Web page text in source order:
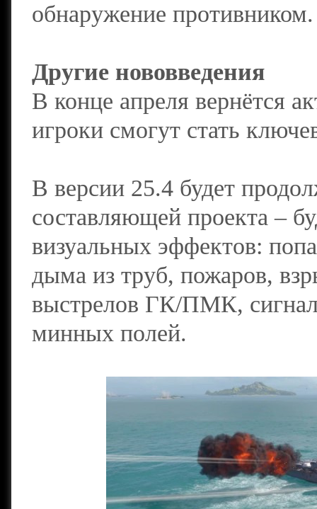
обнаружение противником.
Другие нововведения
В конце апреля вернётся
игроки смогут стать
В версии 25.4 будет
составляющей проекта –
визуальных эффектов:
дыма из труб, пожаров,
выстрелов ГК/ПМК,
минных полей.